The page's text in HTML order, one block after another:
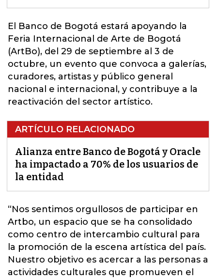
El Banco de Bogotá estará apoyando la
Feria Internacional de Arte de Bogotá
(ArtBo), del 29 de septiembre al 3 de
octubre, un evento que convoca a galerías,
curadores, artistas y público general
nacional e internacional, y contribuye a la
reactivación del sector artístico.
ARTÍCULO RELACIONADO
Alianza entre Banco de Bogotá y Oracle
ha impactado a 70% de los usuarios de
la entidad
“Nos sentimos orgullosos de participar en
Artbo, un espacio que se ha consolidado
como centro de intercambio cultural para
la promoción de la escena artística del país.
Nuestro objetivo es acercar a las personas a
actividades culturales que promueven el